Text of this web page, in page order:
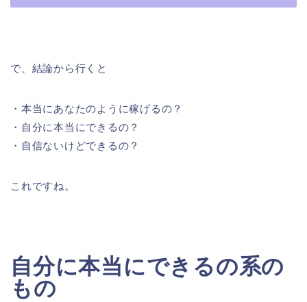
で、結論から行くと
・本当にあなたのように稼げるの？
・自分に本当にできるの？
・自信ないけどできるの？
これですね。
自分に本当にできるの系の
もの